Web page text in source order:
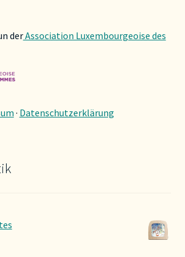
derAssociation Luxembourgeoise des
· Datenschutzerklärung